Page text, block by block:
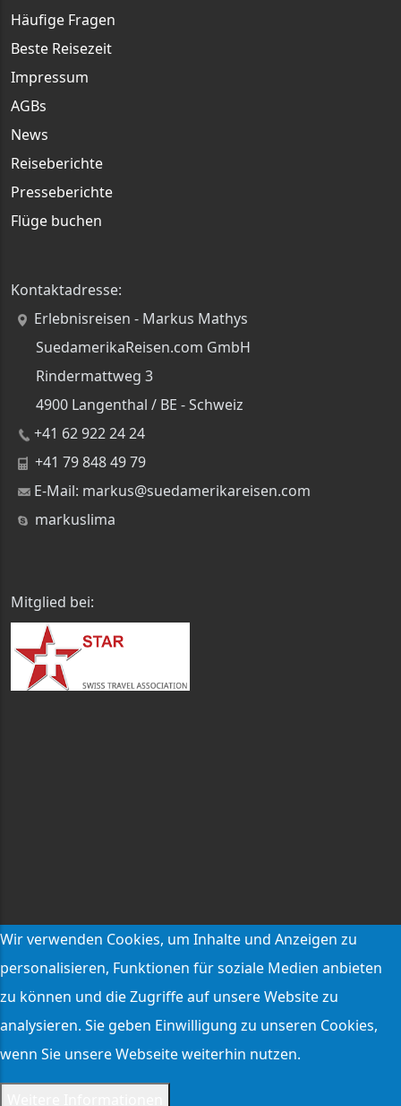
Häufige Fragen
Beste Reisezeit
Impressum
AGBs
News
Reiseberichte
Presseberichte
Flüge buchen
Kontaktadresse:
Erlebnisreisen - Markus Mathys
SuedamerikaReisen.com GmbH
Rindermattweg 3
4900 Langenthal / BE - Schweiz
+41 62 922 24 24
+41 79 848 49 79
E-Mail: markus@suedamerikareisen.com
markuslima
Mitglied bei:
Wir verwenden Cookies, um Inhalte und Anzeigen zu
personalisieren, Funktionen für soziale Medien anbieten
zu können und die Zugriffe auf unsere Website zu
analysieren. Sie geben Einwilligung zu unseren Cookies,
wenn Sie unsere Webseite weiterhin nutzen.